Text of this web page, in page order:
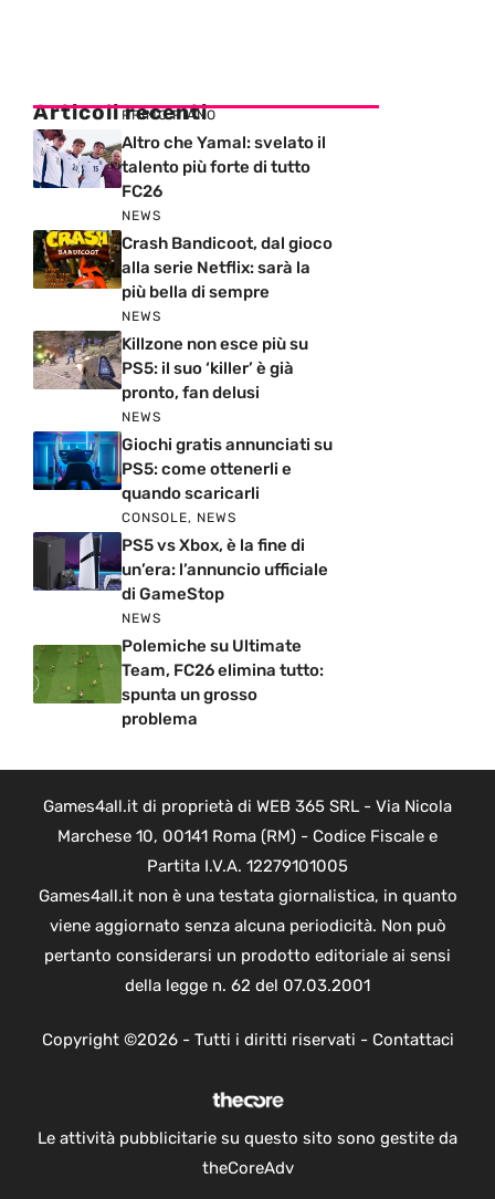
Articoli recenti
PRIMO PIANO
Altro che Yamal: svelato il
talento più forte di tutto
FC26
NEWS
Crash Bandicoot, dal gioco
alla serie Netflix: sarà la
più bella di sempre
NEWS
Killzone non esce più su
PS5: il suo ‘killer’ è già
pronto, fan delusi
NEWS
Giochi gratis annunciati su
PS5: come ottenerli e
quando scaricarli
CONSOLE, NEWS
PS5 vs Xbox, è la fine di
un’era: l’annuncio ufficiale
di GameStop
NEWS
Polemiche su Ultimate
Team, FC26 elimina tutto:
spunta un grosso
problema
Games4all.it di proprietà di WEB 365 SRL - Via Nicola
Marchese 10, 00141 Roma (RM) - Codice Fiscale e
Partita I.V.A. 12279101005
Games4all.it non è una testata giornalistica, in quanto
viene aggiornato senza alcuna periodicità. Non può
pertanto considerarsi un prodotto editoriale ai sensi
della legge n. 62 del 07.03.2001
Copyright ©2026 - Tutti i diritti riservati - Contattaci
Le attività pubblicitarie su questo sito sono gestite da
theCoreAdv